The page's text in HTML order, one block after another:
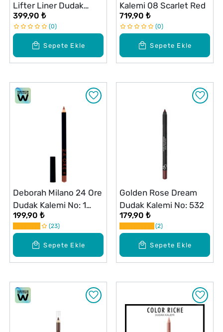
Sepete Ekle
Lifter Liner Dudak
Kalemi 015 Open Late
399,90 ₺
0
Sepete Ekle
Kalemi 08 Scarlet Red
719,90 ₺
0
Sepete Ekle
Deborah Milano 24 Ore
Dudak Kalemi No: 1
Nude Beige
199,90 ₺
23
Sepete Ekle
Golden Rose Dream
Dudak Kalemi No: 532
179,90 ₺
2